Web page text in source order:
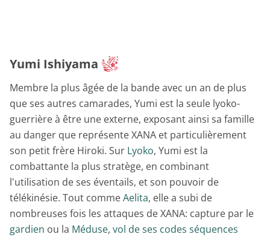
Yumi Ishiyama
Membre la plus âgée de la bande avec un an de plus
que ses autres camarades, Yumi est la seule lyoko-
guerrière à être une externe, exposant ainsi sa famille
au danger que représente XANA et particulièrement
son petit frère Hiroki. Sur Lyoko, Yumi est la
combattante la plus stratège, en combinant
l'utilisation de ses éventails, et son pouvoir de
télékinésie. Tout commeAelita, elle a subi de
nombreuses fois les attaques de XANA: capture par le
gardien ou la Méduse, vol de ses codes séquences